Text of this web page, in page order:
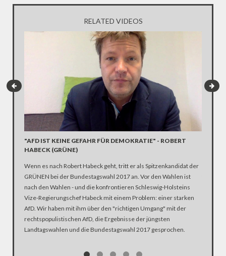
RELATED VIDEOS
"AFD IST KEINE GEFAHR FÜR DEMOKRATIE" - ROBERT
HABECK (GRÜNE)
Wenn es nach Robert Habeck geht, tritt er als Spitzenkandidat der
GRÜNEN bei der Bundestagswahl 2017 an. Vor den Wahlen ist
nach den Wahlen - und die konfrontieren Schleswig-Holsteins
Vize-Regierungschef Habeck mit einem Problem: einer starken
AfD. Wir haben mit ihm über den "richtigen Umgang" mit der
rechtspopulistischen AfD, die Ergebnisse der jüngsten
Landtagswahlen und die Bundestagswahl 2017 gesprochen.